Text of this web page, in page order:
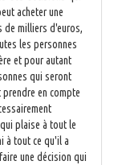
acheter une
de milliers d'euros,
les personnes
et pour autant
qui seront
en compte
plaise à tout le
à tout ce qu'il a
une décision qui